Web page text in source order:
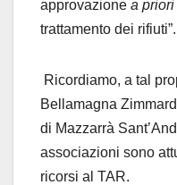
approvazione a priori
trattamento dei rifiuti”.
Ricordiamo, a tal
Bellamagna
di Mazzarrà
associazioni sono
ricorsi al TAR.